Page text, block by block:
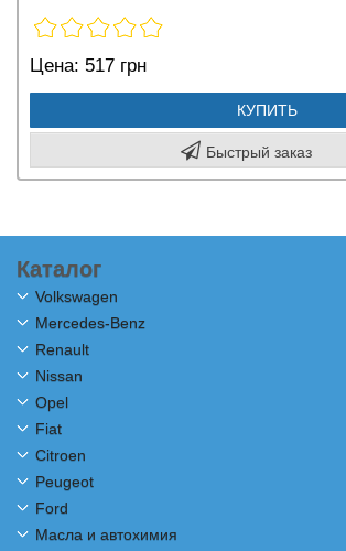
Цена: 517 грн
КУПИТЬ
Быстрый заказ
Каталог
Volkswagen
Mercedes-Benz
Renault
Nissan
Opel
Fiat
Citroen
Peugeot
Ford
Масла и автохимия